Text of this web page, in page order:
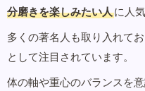
分磨きを楽しみたい人に人
多くの著名人も取り入れて
として注目されています。
体の軸や重心のバランスを